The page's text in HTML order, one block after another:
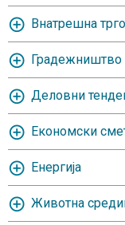
Внатрешна
Градежништво
Деловни
Економски
Енергија
Животна